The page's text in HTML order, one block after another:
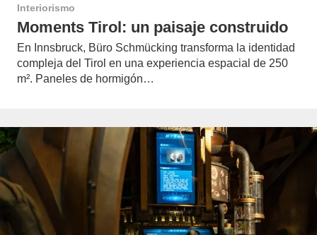
Interiorismo
Moments Tirol: un paisaje construido
En Innsbruck, Büro Schmücking transforma la identidad
compleja del Tirol en una experiencia espacial de 250
m². Paneles de hormigón…